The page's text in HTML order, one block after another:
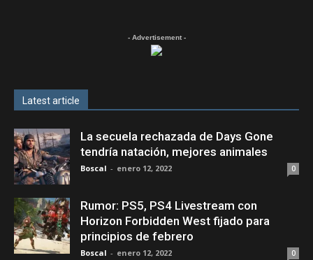
- Advertisement -
Latest article
La secuela rechazada de Days Gone
tendría natación, mejores animales
Boscal - enero 12, 2022 0
Rumor: PS5, PS4 Livestream con
Horizon Forbidden West fijado para
principios de febrero
Boscal - enero 12, 2022 0